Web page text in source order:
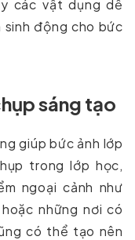
các vật dụng dễ
động cho bức
sáng tạo
giúp bức ảnh lớp
trong lớp học,
ngoại cảnh như
những nơi có
có thể tạo nên